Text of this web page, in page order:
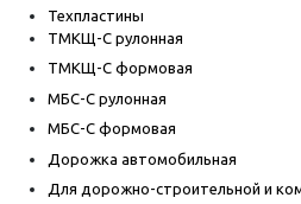
Техпластины
ТМКЩ-С рулонная
ТМКЩ-С формовая
МБС-С рулонная
МБС-С формовая
Дорожка автомобильная
Для дорожно-строительной и